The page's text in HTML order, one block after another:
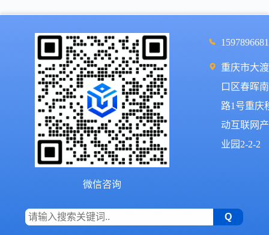
微信咨询
重庆市大渡
口区春晖南
路1号重庆
动互联网产
业园2-2-2